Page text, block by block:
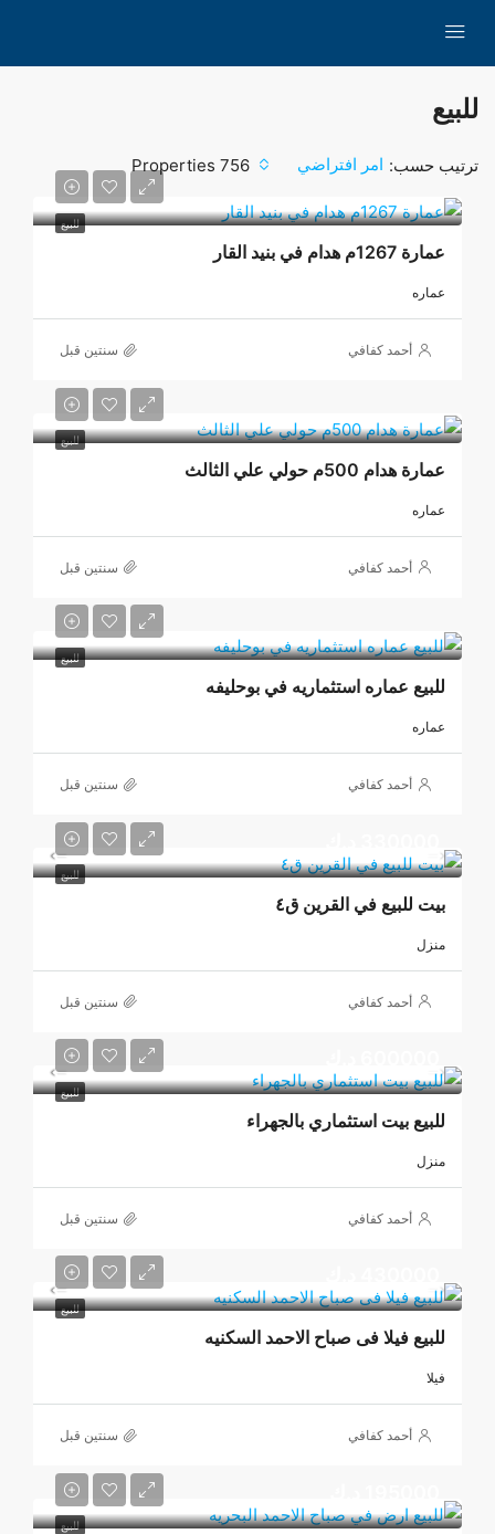
للبيع
756 Properties ترتيب حسب: امر افتراضي
للبيع
عمارة 1267م هدام في بنيد القار
عماره
أحمد كفافي ‏سنتين قبل
للبيع
عمارة هدام 500م حولي علي الثالث
عماره
أحمد كفافي ‏سنتين قبل
للبيع
للبيع عماره استثماريه في بوحليفه
عماره
أحمد كفافي ‏سنتين قبل
للبيع
بيت للبيع في القرين ق٤
منزل
أحمد كفافي ‏سنتين قبل
للبيع
للبيع بيت استثماري بالجهراء
منزل
أحمد كفافي ‏سنتين قبل
للبيع
للبيع فيلا فى صباح الاحمد السكنيه
فيلا
أحمد كفافي ‏سنتين قبل
للبيع